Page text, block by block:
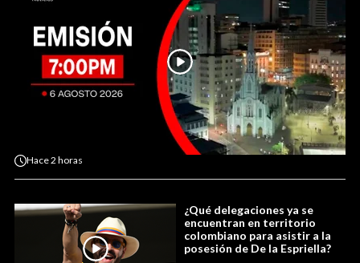
Hace2 horas
¿Qué delegaciones ya se
encuentran en territorio
colombiano para asistir a la
posesión de De la Espriella?